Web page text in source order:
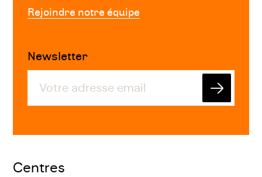
empêchent de réussir. Nous utilisons des
techniques de coaching innovantes et
objectifs.
Exemples de coaching personnel :
développer un plan pour les atteindre.
Rejoindre notre équipe
Newsletter
Centres